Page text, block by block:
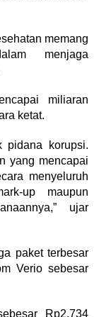
memang
menjaga
miliaran
ketat.
pidana korupsi.
yang mencapai
menyeluruh
up maupun
ujar
paket terbesar
Verio sebesar
Rp2,734